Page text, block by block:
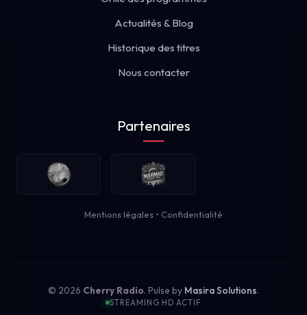
Actualités & Blog
Historique des titres
Nous contacter
Partenaires
Mentions légales • Confidentialité
© 2026 Cherry Radio. Pulse by Masira Solutions.
STREAMING HD ACTIF